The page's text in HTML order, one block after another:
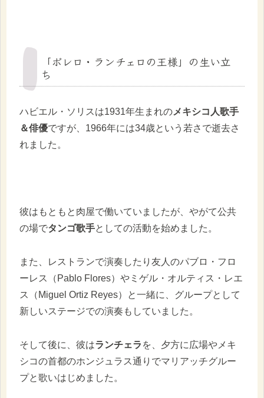
「ボレロ・ランチェロの王様」の生い立
ち
ハビエル・ソリスは1931年生まれのメキシコ人歌手
＆俳優ですが、1966年には34歳という若さで逝去さ
れました。
彼はもともと肉屋で働いていましたが、やがて公共
の場でタンゴ歌手としての活動を始めました。
また、レストランで演奏したり友人のパブロ・フロ
ーレス（Pablo Flores）やミゲル・オルティス・レエ
ス（Miguel Ortiz Reyes）と一緒に、グループとして
新しいステージでの演奏もしていました。
そして後に、彼はランチェラ を、夕方に広場やメキ
シコの首都のホンジュラス通りでマリアッチグルー
プと歌いはじめました。